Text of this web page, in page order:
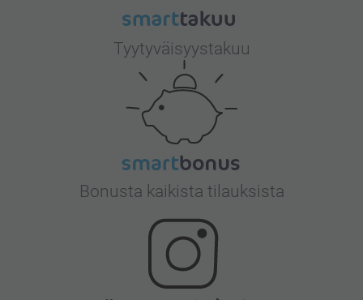
Tyytyväisyystakuu
Bonusta kaikista tilauksista